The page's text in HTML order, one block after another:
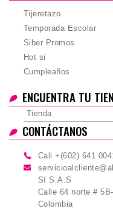
Tijeretazo
Temporada Escolar
Siber Promos
Hot si
Cumpleaños
ENCUENTRA TU
Tienda
CONTÁCTANOS
Cali +(602) 641
Sí S.A.S
Calle 64 norte #
Colombia